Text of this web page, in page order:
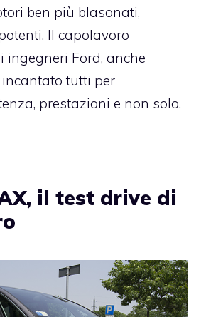
ben più blasonati,
Il capolavoro
ingegneri Ford, anche
incantato tutti per
prestazioni e non solo.
il test drive di